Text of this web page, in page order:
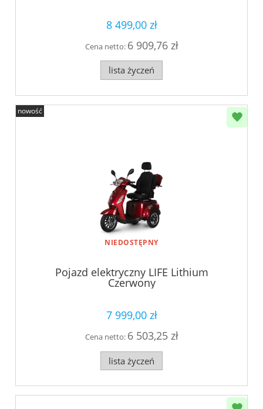
8 499,00 zł
Cena netto: 6 909,76 zł
lista życzeń
NIEDOSTĘPNY
Pojazd elektryczny LIFE Lithium
Czerwony
7 999,00 zł
Cena netto: 6 503,25 zł
lista życzeń
nowość